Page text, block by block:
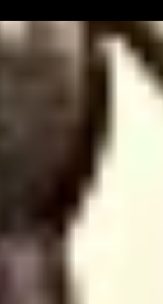
sera